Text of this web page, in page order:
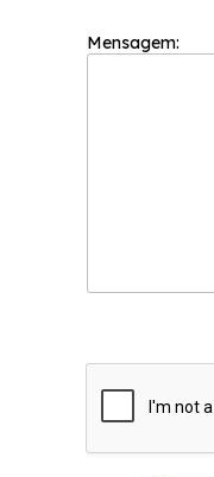
Mensagem: